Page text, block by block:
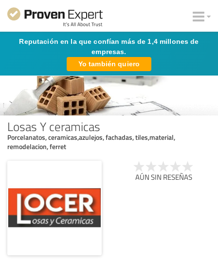
Reputación en la que confían más de 1,4 millones de
empresas.
Yo también quiero
Losas Y ceramicas
Porcelanatos, ceramicas,azulejos, fachadas, tiles,material,
remodelacion, ferret
AÚN SIN RESEÑAS